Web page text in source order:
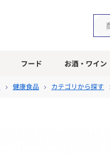
フード お酒・ワイン
健康食品 カテゴリから探す